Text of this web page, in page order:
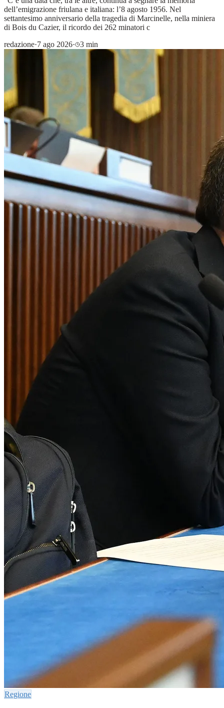
dell’emigrazione friulana e italiana: l’8 agosto 1956. Nel
settantesimo anniversario della tragedia di Marcinelle, nella miniera
di Bois du Cazier, il ricordo dei 262 minatori c
redazione·7 ago 2026· 3 min
Regione